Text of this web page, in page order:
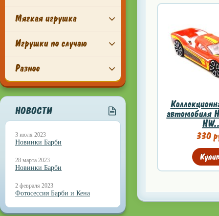
Мягкая игрушка
Игрушки по случаю
Разное
НОВОСТИ
3 июля 2023
Новинки Барби
28 марта 2023
Новинки Барби
2 февраля 2023
Фотосессия Барби и Кена
автомобиля
330